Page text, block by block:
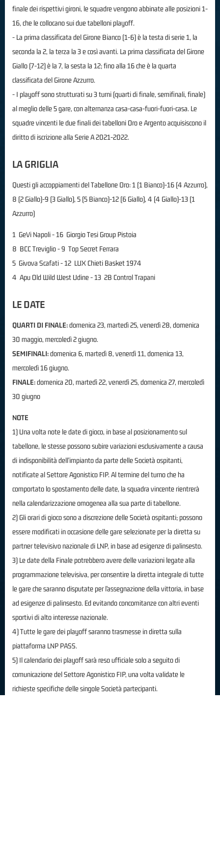
finale dei rispettivi gironi, le squadre vengono abbinate alle posizioni 1-
16, che le collocano sui due tabelloni playoff.
- La prima classificata del Girone Bianco (1-6) è la testa di serie 1, la
seconda la 2, la terza la 3 e così avanti. La prima classificata del Girone
Giallo (7-12) è la 7, la sesta la 12; fino alla 16 che è la quarta
classificata del Girone Azzurro.
- I playoff sono strutturati su 3 turni (quarti di finale, semifinali, finale)
al meglio delle 5 gare, con alternanza casa-casa-fuori-fuori-casa. Le
squadre vincenti le due finali dei tabelloni Oro e Argento acquisiscono il
diritto di iscrizione alla Serie A 2021-2022.
LA GRIGLIA
Questi gli accoppiamenti del Tabellone Oro: 1 (1 Bianco)-16 (4 Azzurro),
8 (2 Giallo)-9 (3 Giallo), 5 (5 Bianco)-12 (6 Giallo), 4 (4 Giallo)-13 (1
Azzurro)
1 GeVi Napoli - 16 Giorgio Tesi Group Pistoia
8 BCC Treviglio - 9 Top Secret Ferrara
5 Givova Scafati - 12 LUX Chieti Basket 1974
4 Apu Old Wild West Udine - 13 2B Control Trapani
LE DATE
QUARTI DI FINALE:domenica 23, martedì 25, venerdì 28, domenica
30 maggio, mercoledì 2 giugno.
SEMIFINALI:domenica 6, martedì 8, venerdì 11, domenica 13,
mercoledì 16 giugno.
FINALE:domenica 20, martedì 22, venerdì 25, domenica 27, mercoledì
30 giugno
NOTE
1) Una volta note le date di gioco, in base al posizionamento sul
tabellone, le stesse possono subire variazioni esclusivamente a causa
di indisponibilità dell'impianto da parte delle Società ospitanti,
notificate al Settore Agonistico FIP. Al termine del turno che ha
comportato lo spostamento delle date, la squadra vincente rientrerà
nella calendarizzazione omogenea alla sua parte di tabellone.
2) Gli orari di gioco sono a discrezione delle Società ospitanti; possono
essere modificati in occasione delle gare selezionate per la diretta su
partner televisivo nazionale di LNP, in base ad esigenze di palinsesto.
3) Le date della Finale potrebbero avere delle variazioni legate alla
programmazione televisiva, per consentire la diretta integrale di tutte
le gare che saranno disputate per l’assegnazione della vittoria, in base
ad esigenze di palinsesto. Ed evitando concomitanze con altri eventi
sportivi di alto interesse nazionale.
4) Tutte le gare dei playoff saranno trasmesse in diretta sulla
piattaforma LNP PASS.
5) Il calendario dei playoff sarà reso ufficiale solo a seguito di
comunicazione del Settore Agonistico FIP, una volta validate le
richieste specifiche delle singole Società partecipanti.